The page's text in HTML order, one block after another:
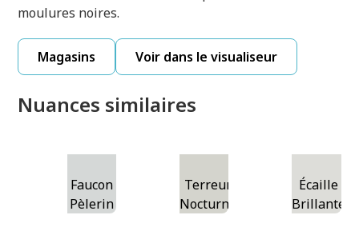
moulures noires.
Magasins Voir dans le visualiseur
Nuances similaires
Faucon
Pèlerin
Terreur
Nocturne
Écaille
Brillante